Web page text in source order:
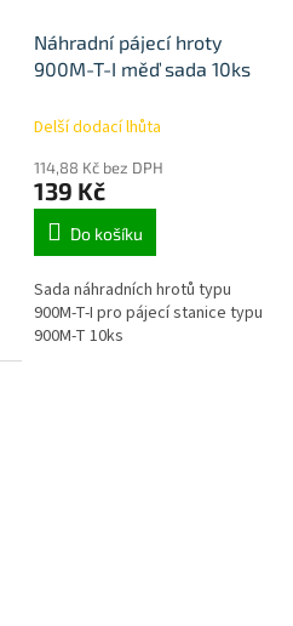
Náhradní pájecí hroty
900M-T-I měď sada 10ks
Delší dodací lhůta
114,88 Kč bez DPH
139 Kč
Do košíku
Sada náhradních hrotů typu
900M-T-I pro pájecí stanice typu
900M-T 10ks